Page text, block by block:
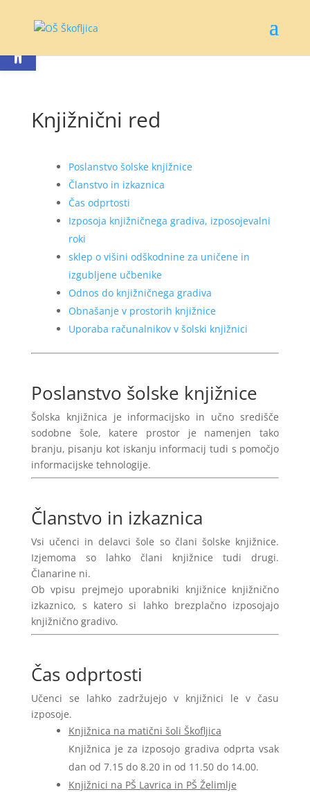
Open toolbar
Knjižnični red
Poslanstvo šolske knjižnice
Članstvo in izkaznica
Čas odprtosti
Izposoja knjižničnega gradiva, izposojevalni
roki
sklep o višini odškodnine za uničene in
izgubljene učbenike
Odnos do knjižničnega gradiva
Obnašanje v prostorih knjižnice
Uporaba računalnikov v šolski knjižnici
Poslanstvo šolske knjižnice
Šolska knjižnica je informacijsko in učno središče
sodobne šole, katere prostor je namenjen tako
branju, pisanju kot iskanju informacij tudi s pomočjo
informacijske tehnologije.
Članstvo in izkaznica
Vsi učenci in delavci šole so člani šolske knjižnice.
Izjemoma so lahko člani knjižnice tudi drugi.
Članarine ni.
Ob vpisu prejmejo uporabniki knjižnice knjižnično
izkaznico, s katero si lahko brezplačno izposojajo
knjižnično gradivo.
Čas odprtosti
Učenci se lahko zadržujejo v knjižnici le v času
izposoje.
Knjižnica na matični šoli Škofljica
Knjižnica je za izposojo gradiva odprta vsak
dan od 7.15 do 8.20 in od 11.50 do 14.00.
Knjižnici na PŠ Lavrica in PŠ Želimlje